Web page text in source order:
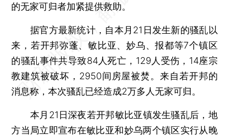
的无家可归者加紧提供救助。
据官方最新统计，自本月21日发生新的骚乱以
来，若开邦弥蓬、敏比亚、妙乌、报都等7个镇区
的骚乱事件共导致84人死亡，129人受伤，14座宗
教建筑被破坏，2950间房屋被焚。来自若开邦的
消息称，本次骚乱已经造成2万多人无家可归。
本月21日深夜若开邦敏比亚镇发生骚乱后，地
方当局立即宣布在敏比亚和妙乌两个镇区实行从晚